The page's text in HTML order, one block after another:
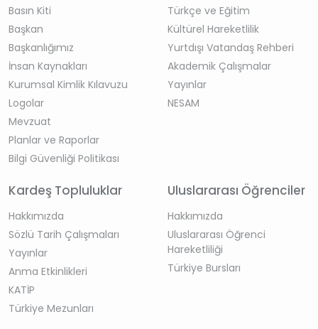
Basın Kiti
Başkan
Başkanlığımız
İnsan Kaynakları
Kurumsal Kimlik Kılavuzu
Logolar
Mevzuat
Planlar ve Raporlar
Bilgi Güvenliği Politikası
Türkçe ve Eğitim
Kültürel Hareketlilik
Yurtdışı Vatandaş Rehberi
Akademik Çalışmalar
Yayınlar
NESAM
Kardeş Topluluklar
Hakkımızda
Sözlü Tarih Çalışmaları
Yayınlar
Anma Etkinlikleri
KATİP
Türkiye Mezunları
Uluslararası Öğrenciler
Hakkımızda
Uluslararası Öğrenci
Hareketliliği
Türkiye Bursları